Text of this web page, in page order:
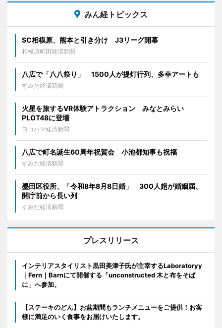
みん経トピックス
SC相模原、熊本と引き分け J3リーグ開幕
相模原町田経済新聞
八広で「八八祭り」 1500人が提灯行列、多幸アートも
すみだ経済新聞
火星を旅するVR体験アトラクション みなとみらい
PLOT48に登場
ヨコハマ経済新聞
八広で町名誕生60周年祝賀会 小池都知事も祝福
すみだ経済新聞
墨田区役所、「令和8年8月8日婚」 300人超が婚姻届、
開庁前から長い列
すみだ経済新聞
プレスリリース
インテリアスタイリスト黒田美津子氏が主宰するLaboratoryy
｜Fern｜Barnにて開催する「unconstructed 木と布をそば
に」へ参加。
【ステーキのどん】お盆期間もランチメニューをご提供！お客
様に満足のいく食事をお届けいたします。